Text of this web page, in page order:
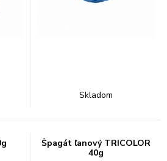
Skladom
Špagát ľanový TRICOLOR
40g